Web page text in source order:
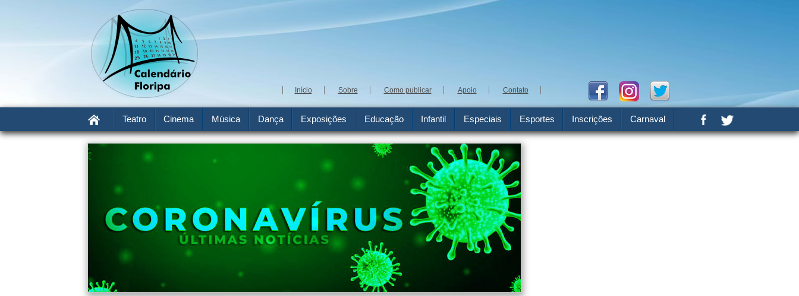
Início Sobre Como publicar Apoio Contato
Teatro Cinema Música Dança Exposições Educação Infantil Especiais Esportes Inscrições Carnaval